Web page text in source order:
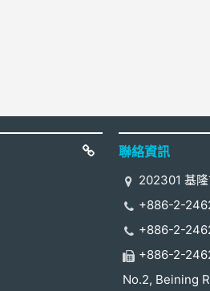
聯絡資訊
202301 基
+886-2-
+886-2-
+886-2-
No.2, Beining